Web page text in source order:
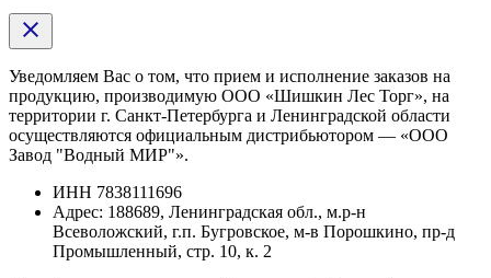
Уведомляем Вас о том, что прием и исполнение заказов на
продукцию, производимую ООО «Шишкин Лес Торг», на
территории г. Санкт-Петербурга и Ленинградской области
осуществляются официальным дистрибьютором — «ООО
Завод "Водный МИР"».
ИНН 7838111696
Адрес: 188689, Ленинградская обл., м.р-н
Всеволожский, г.п. Бугровское, м-в Порошкино, пр-д
Промышленный, стр. 10, к. 2